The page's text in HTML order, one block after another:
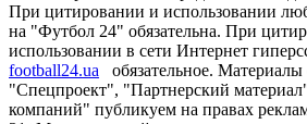
При цитировании и использовании
на "Футбол 24" обязательна. При
использовании в сети Интернет
football24.ua
обязательное. Материалы
"Спецпроект", "Партнерский
компаний" публикуем на правах